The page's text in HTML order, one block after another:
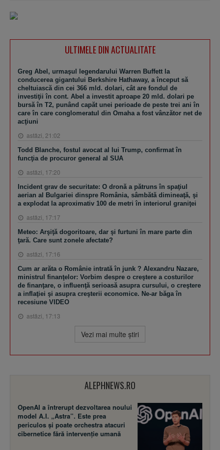
ULTIMELE DIN ACTUALITATE
Greg Abel, urmaşul legendarului Warren Buffett la
conducerea gigantului Berkshire Hathaway, a început să
cheltuiască din cei 366 mld. dolari, cât are fondul de
investiţii în cont. Abel a investit aproape 20 mld. dolari pe
bursă în T2, punând capăt unei perioade de peste trei ani în
care în care conglomeratul din Omaha a fost vânzător net de
acţiuni
astăzi, 21:02
Todd Blanche, fostul avocat al lui Trump, confirmat în
funcţia de procuror general al SUA
astăzi, 17:20
Incident grav de securitate: O dronă a pătruns în spaţiul
aerian al Bulgariei dinspre România, sâmbătă dimineaţă, şi
a explodat la aproximativ 100 de metri în interiorul graniţei
astăzi, 17:17
Meteo: Arşiţă dogoritoare, dar şi furtuni în mare parte din
ţară. Care sunt zonele afectate?
astăzi, 17:16
Cum ar arăta o Românie intrată în junk ? Alexandru Nazare,
ministrul finanţelor: Vorbim despre o creştere a costurilor
de finanţare, o influenţă serioasă asupra cursului, o creştere
a inflaţiei şi asupra creşterii economice. Ne-ar băga în
recesiune VIDEO
astăzi, 17:13
Vezi mai multe ştiri
ALEPHNEWS.RO
OpenAI a întrerupt dezvoltarea noului
model A.I. „Astra”. Este prea
periculos și poate orchestra atacuri
cibernetice fără intervenție umană